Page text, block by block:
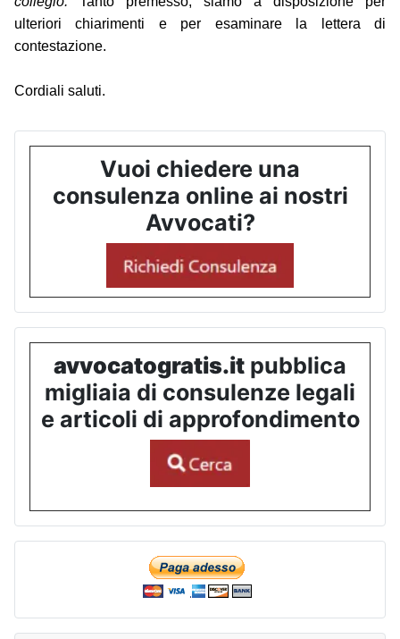
ulteriori chiarimenti e per esaminare la lettera di
contestazione.
Cordiali saluti.
Vuoi chiedere una
consulenza online ai nostri
Avvocati?
avvocatogratis.it pubblica
migliaia di consulenze legali
e articoli di approfondimento